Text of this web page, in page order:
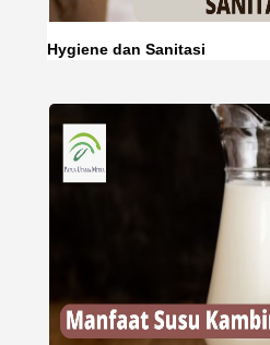
Hygiene dan Sanitasi